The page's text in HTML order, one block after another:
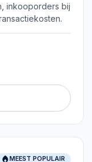
inkooporders bij
MEEST POPULAIR